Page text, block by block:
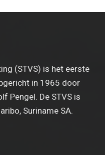
(STVS) is het eerste
in 1965 door
Pengel. De STVS is
Suriname SA.